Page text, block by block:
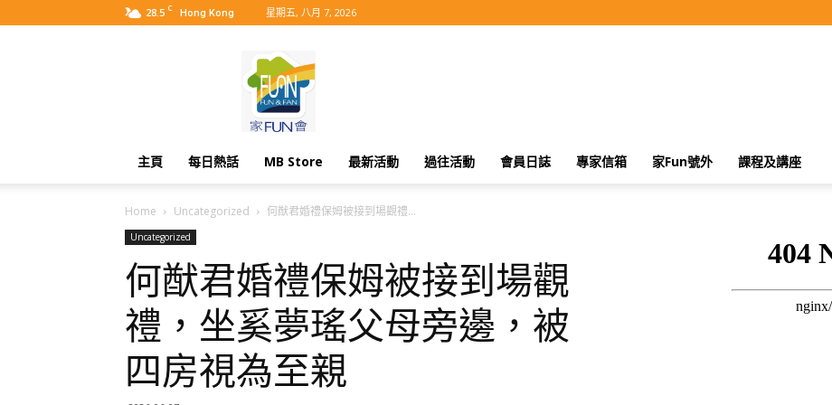
28.5 C Hong Kong 星期五, 八月 7, 2026
主頁 每日熱話 MB Store 最新活動 過往活動 會員日誌 專家信箱 家Fun號外 課程及講座
Home Uncategorized 何猷君婚禮保姆被接到場觀禮...
Uncategorized
何猷君婚禮保姆被接到場觀
禮，坐奚夢瑤父母旁邊，被
四房視為至親